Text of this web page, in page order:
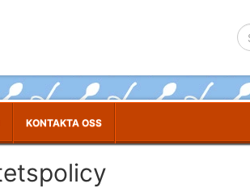
KONTAKTA OSS